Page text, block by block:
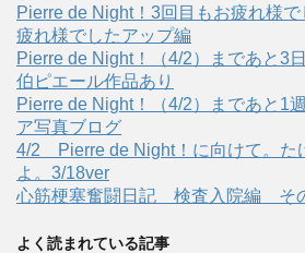
Pierre de Night！3回目もお疲れ様
疲れ様でしたアップ編
Pierre de Night！（4/2）まであと3
伯ピエール作品あり
Pierre de Night！（4/2）まであと1
ア写真ブログ
4/2 Pierre de Night！に向けて。た
よ。3/18ver
心筋梗塞奮闘日記 検査入院編 そ
よく読まれている記事